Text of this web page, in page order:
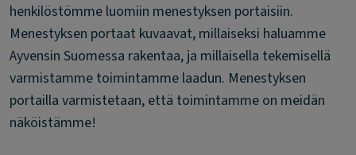
henkilöstömme luomiin menestyksen portaisiin.
Menestyksen portaat kuvaavat, millaiseksi haluamme
Ayvensin Suomessa rakentaa, ja millaisella tekemisellä
varmistamme toimintamme laadun. Menestyksen
portailla varmistetaan, että toimintamme on meidän
näköistämme!